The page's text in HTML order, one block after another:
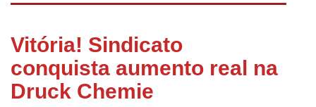
Vitória! Sindicato
conquista aumento real na
Druck Chemie